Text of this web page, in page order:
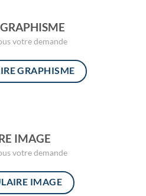
votre demande
GRAPHISME
IMAGE
votre demande
IMAGE